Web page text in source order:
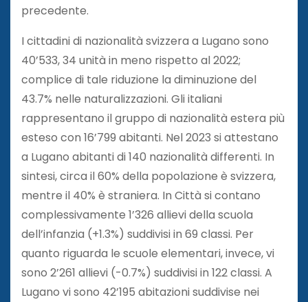
precedente.
I cittadini di nazionalità svizzera a Lugano sono
40’533, 34 unità in meno rispetto al 2022;
complice di tale riduzione la diminuzione del
43.7% nelle naturalizzazioni. Gli italiani
rappresentano il gruppo di nazionalità estera più
esteso con 16’799 abitanti. Nel 2023 si attestano
a Lugano abitanti di 140 nazionalità differenti. In
sintesi, circa il 60% della popolazione è svizzera,
mentre il 40% è straniera. In Città si contano
complessivamente 1’326 allievi della scuola
dell’infanzia (+1.3%) suddivisi in 69 classi. Per
quanto riguarda le scuole elementari, invece, vi
sono 2’261 allievi (-0.7%) suddivisi in 122 classi. A
Lugano vi sono 42’195 abitazioni suddivise nei